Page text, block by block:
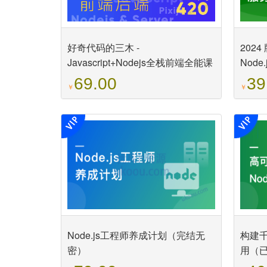
好奇代码的三木 -
Javascript+Nodejs全栈前端全能课
（已完结）
￥69.00
2024
发
￥
Node.js工程师养成计划（完结无
密）
构建
用（